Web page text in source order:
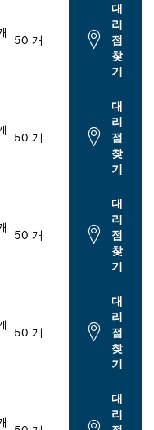
50 개
대
리
점
찾
기
50 개
대
리
점
찾
기
50 개
대
리
점
찾
기
50 개
대
리
점
찾
기
대
리